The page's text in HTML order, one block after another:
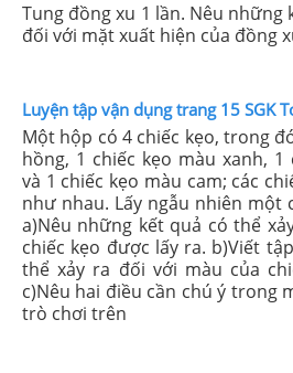
Tung đồng xu 1 lần. Nêu những
đối với mặt xuất hiện của đồng
Luyện tập vận dụng trang 15 SGK
Một hộp có 4 chiếc kẹo, trong
hồng, 1 chiếc kẹo màu xanh, 1
và 1 chiếc kẹo màu cam; các
như nhau. Lấy ngẫu nhiên một
a)Nêu những kết quả có thể
chiếc kẹo được lấy ra. b)Viết
thể xảy ra đối với màu của
c)Nêu hai điều cần chú ý trong
trò chơi trên